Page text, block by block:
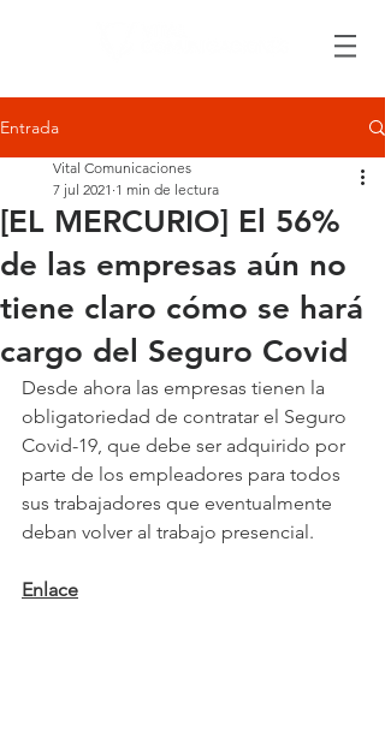
Entrada
[EL MERCURIO] El 56%
de las empresas aún no
tiene claro cómo se hará
cargo del Seguro Covid
Vital Comunicaciones
7 jul 2021 1 min de lectura
Desde ahora las empresas tienen la
obligatoriedad de contratar el Seguro
Covid-19, que debe ser adquirido por
parte de los empleadores para todos
sus trabajadores que eventualmente
deban volver al trabajo presencial.
Enlace